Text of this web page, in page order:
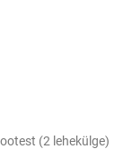
(2 lehekülge)